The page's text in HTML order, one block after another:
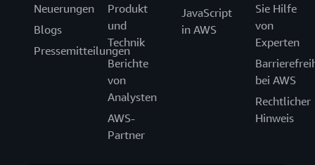
Neuerungen
Blogs
Pressemitteilungen
Produkt
und
Technik
Berichte
von
Analysten
AWS-
Partner
JavaScript
in AWS
Sie Hilfe
von
Experten
bei AWS
Rechtlicher
Hinweis